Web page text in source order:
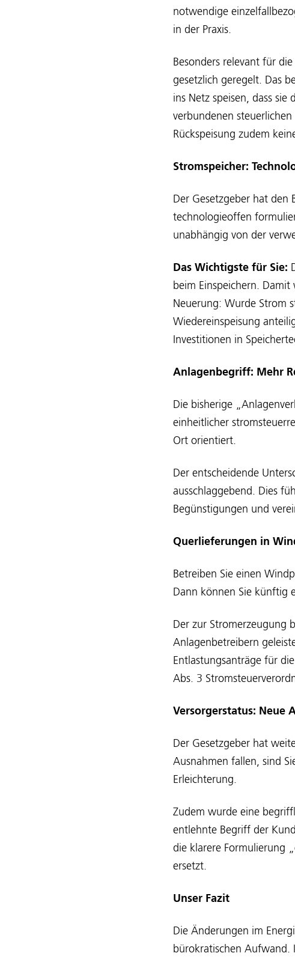
notwendige
in der Praxis.
Besonders relevant für
gesetzlich geregelt. Das
ins Netz speisen, dass
verbundenen
Rückspeisung zudem
Stromspeicher:
Der Gesetzgeber hat
technologieoffen
unabhängig von der
Das Wichtigste für Sie:
beim Einspeichern.
Neuerung: Wurde Strom
Wiedereinspeisung
Investitionen in
Anlagenbegriff: Mehr
Die bisherige
einheitlicher
Ort orientiert.
Der entscheidende
ausschlaggebend. Dies
Begünstigungen und
Querlieferungen in
Betreiben Sie einen
Dann können Sie künftig
Der zur Stromerzeugung
Anlagenbetreibern
Entlastungsanträge für
Abs. 3
Versorgerstatus: Neue
Der Gesetzgeber hat
Ausnahmen fallen, sind
Erleichterung.
Zudem wurde eine
entlehnte Begriff der
die klarere Formulierung
ersetzt.
Unser Fazit
Die Änderungen im
bürokratischen Aufwand.